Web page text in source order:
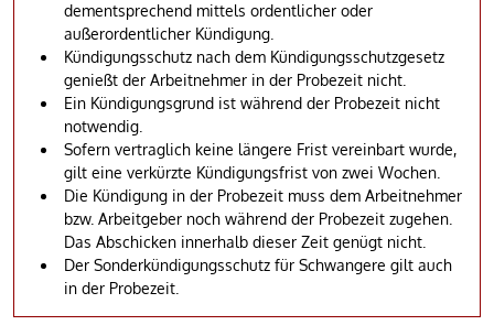
dementsprechend mittels ordentlicher oder
außerordentlicher Kündigung.
Kündigungsschutz nach dem Kündigungsschutzgesetz
genießt der Arbeitnehmer in der Probezeit nicht.
Ein Kündigungsgrund ist während der Probezeit nicht
notwendig.
Sofern vertraglich keine längere Frist vereinbart wurde,
gilt eine verkürzte Kündigungsfrist von zwei Wochen.
Die Kündigung in der Probezeit muss dem Arbeitnehmer
bzw. Arbeitgeber noch während der Probezeit zugehen.
Das Abschicken innerhalb dieser Zeit genügt nicht.
Der Sonderkündigungsschutz für Schwangere gilt auch
in der Probezeit.